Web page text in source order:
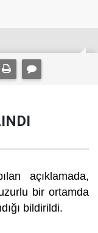
açıklamada,
bir ortamda
bildirildi.